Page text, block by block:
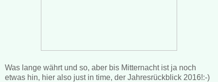
Was lange währt und so, aber bis Mitternacht ist ja noch
etwas hin, hier also just in time, der Jahresrückblick 2016!:-)